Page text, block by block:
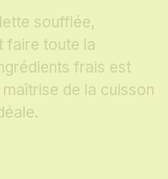
soufflée,
faire toute la
frais est
de la cuisson